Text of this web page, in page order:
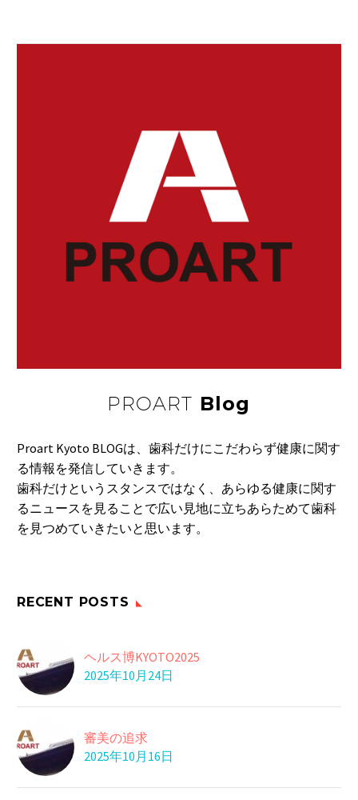
02 10月 2024
睡眠不足で生活習慣病
13 10月 2022
減らないメタボ
厚生労働省は、平成２
５～３４年度の１０
年…
18 8月 2018
天然酵母パン
通常の市販のパンは、
短時間で培養した
26 2月 2018
国立がん研究センター
な…
16 3月 2020
04 6月 2025
口を大きく開ける
歳を重ねていくにつ
れ、こんな悩みはあり
ま…
30 7月 2016
食物繊維の種類
「不…
虫歯になりやすい人
ワカメをたべて
ワカメやコンブ、モズ
03 8月 2022
タイ保健当局は２日、
PROART Blog
Proart Kyoto BLOGは、歯科だけにこだわらず健康に関す
る情報を発信していきます。
歯科だけというスタンスではなく、あらゆる健康に関す
るニュースを見ることで広い見地に立ちあらためて歯科
を見つめていきたいと思います。
RECENT POSTS
ヘルス博KYOTO2025
2025年10月24日
審美の追求
2025年10月16日